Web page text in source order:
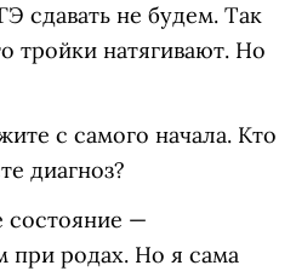
сдавать не будем. Так
тройки натягивают. Но
с самого начала. Кто
диагноз?
—
при родах. Но я сама